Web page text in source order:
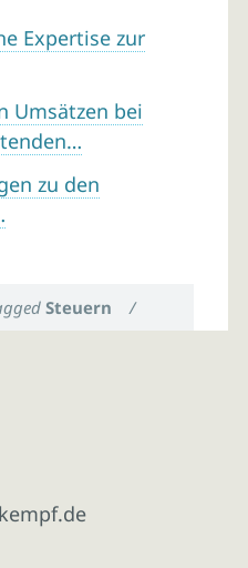
Expertise zur
Umsätzen bei
zu den
Steuern /